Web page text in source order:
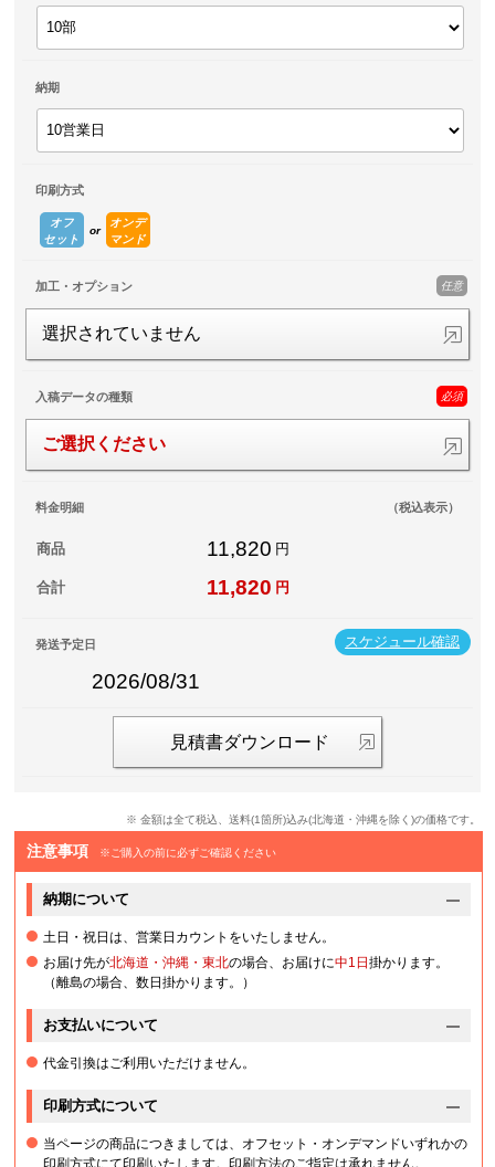
納期
印刷方式
オフ
セット
オンデ
マンド
加工・オプション 任意
選択されていません
入稿データの種類 必須
ご選択ください
料金明細 （税込表示）
商品 11,820 円
合計 11,820 円
スケジュール確認
発送予定日
2026/08/31
見積書ダウンロード
※ 金額は全て税込、送料(1箇所)込み(北海道・沖縄を除く)の価格です。
注意事項 ※ご購入の前に必ずご確認ください
納期について
土日・祝日は、営業日カウントをいたしません。
お届け先が北海道・沖縄・東北の場合、お届けに中1日掛かります。
（離島の場合、数日掛かります。）
お支払いについて
代金引換はご利用いただけません。
印刷方式について
当ページの商品につきましては、オフセット・オンデマンドいずれかの
印刷方式にて印刷いたします。印刷方法のご指定は承れません。